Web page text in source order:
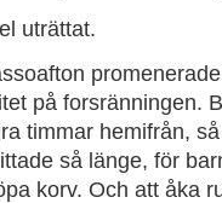
uträttat.
på forsränningen.
timmar hemifrån,
så länge, för
korv. Och att åka